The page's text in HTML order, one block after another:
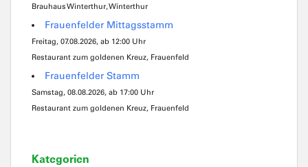
Brauhaus Winterthur, Winterthur
Frauenfelder Mittagsstamm
Freitag, 07.08.2026, ab 12:00 Uhr
Restaurant zum goldenen Kreuz, Frauenfeld
Frauenfelder Stamm
Samstag, 08.08.2026, ab 17:00 Uhr
Restaurant zum goldenen Kreuz, Frauenfeld
Kategorien